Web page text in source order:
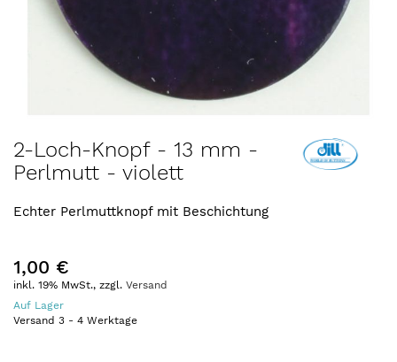
Anfang
der
springen
2-Loch-Knopf - 13 mm -
Perlmutt - violett
Echter Perlmuttknopf mit Beschichtung
1,00 €
inkl. 19% MwSt., zzgl. Versand
Auf Lager
Versand 3 - 4 Werktage